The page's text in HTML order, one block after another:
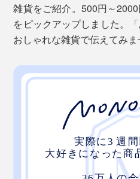
雑貨をご紹介。500円～
をピックアップしました。
おしゃれな雑貨で伝えてみま